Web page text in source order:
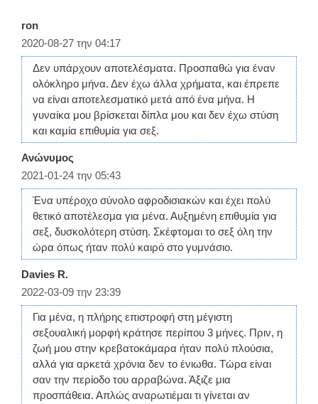
ron
2020-08-27 την 04:17
Δεν υπάρχουν αποτελέσματα. Προσπαθώ για έναν
ολόκληρο μήνα. Δεν έχω άλλα χρήματα, και έπρεπε
να είναι αποτελεσματικό μετά από ένα μήνα. Η
γυναίκα μου βρίσκεται δίπλα μου και δεν έχω στύση
και καμία επιθυμία για σεξ.
Ανώνυμος
2021-01-24 την 05:43
Ένα υπέροχο σύνολο αφροδισιακών και έχει πολύ
θετικό αποτέλεσμα για μένα. Αυξημένη επιθυμία για
σεξ, δυσκολότερη στύση. Σκέφτομαι το σεξ όλη την
ώρα όπως ήταν πολύ καιρό στο γυμνάσιο.
Davies R.
2022-03-09 την 23:39
Για μένα, η πλήρης επιστροφή στη μέγιστη
σεξουαλική μορφή κράτησε περίπου 3 μήνες. Πριν, η
ζωή μου στην κρεβατοκάμαρα ήταν πολύ πλούσια,
αλλά για αρκετά χρόνια δεν το ένιωθα. Τώρα είναι
σαν την περίοδο του αρραβώνα. Άξιζε μια
προσπάθεια. Απλώς αναρωτιέμαι τι γίνεται αν